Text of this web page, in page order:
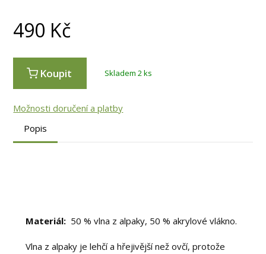
490 Kč
Koupit Skladem 2 ks
Možnosti doručení a platby
Popis
Materiál:50 % vlna z alpaky, 50 % akrylové vlákno.
Vlna z alpaky je lehčí a hřejivější než ovčí, protože